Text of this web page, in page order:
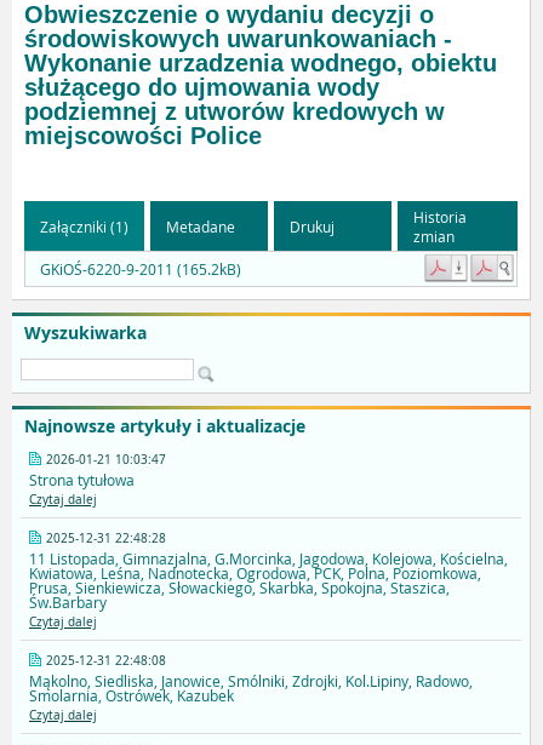
Wyszukiwarka
Najnowsze artykuły i aktualizacje
2026-01-21 10:03:47
Strona tytułowa
Czytaj dalej
2025-12-31 22:48:28
11 Listopada, Gimnazjalna, G.Morcinka, Jagodowa, Kolejowa, Kościelna,
Kwiatowa, Leśna, Nadnotecka, Ogrodowa, PCK, Polna, Poziomkowa,
Prusa, Sienkiewicza, Słowackiego, Skarbka, Spokojna, Staszica,
Św.Barbary
Czytaj dalej
2025-12-31 22:48:08
Mąkolno, Siedliska, Janowice, Smólniki, Zdrojki, Kol.Lipiny, Radowo,
Smolarnia, Ostrówek, Kazubek
Czytaj dalej
Obwieszczenie o wydaniu decyzji o
środowiskowych uwarunkowaniach -
Wykonanie urzadzenia wodnego, obiektu
służącego do ujmowania wody
podziemnej z utworów kredowych w
miejscowości Police
Załączniki (1) Metadane Drukuj
Historia
zmian
GKiOŚ-6220-9-2011 (165.2kB)